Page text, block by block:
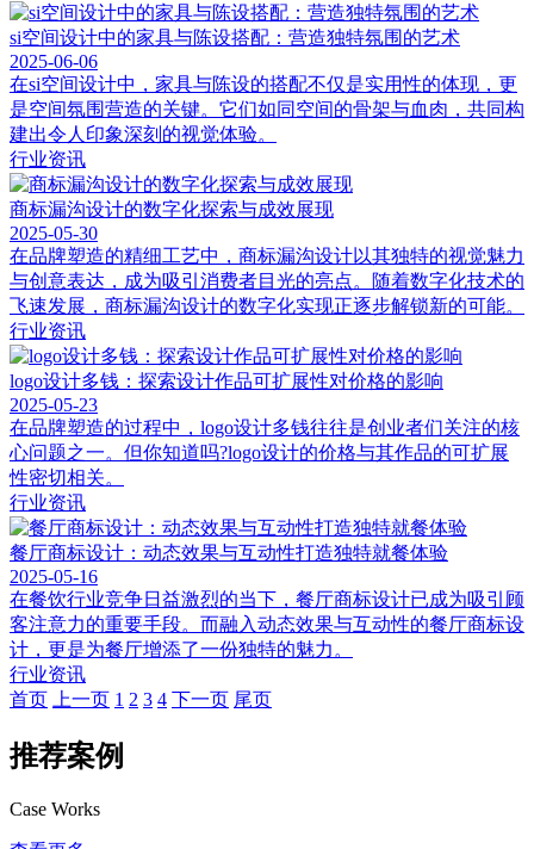
si空间设计中的家具与陈设搭配：营造独特氛围的艺术
2025-06-06
在si空间设计中，家具与陈设的搭配不仅是实用性的体现，更
是空间氛围营造的关键。它们如同空间的骨架与血肉，共同构
建出令人印象深刻的视觉体验。
行业资讯
商标漏沟设计的数字化探索与成效展现
2025-05-30
在品牌塑造的精细工艺中，商标漏沟设计以其独特的视觉魅力
与创意表达，成为吸引消费者目光的亮点。随着数字化技术的
飞速发展，商标漏沟设计的数字化实现正逐步解锁新的可能。
行业资讯
logo设计多钱：探索设计作品可扩展性对价格的影响
2025-05-23
在品牌塑造的过程中，logo设计多钱往往是创业者们关注的核
心问题之一。但你知道吗?logo设计的价格与其作品的可扩展
性密切相关。
行业资讯
餐厅商标设计：动态效果与互动性打造独特就餐体验
2025-05-16
在餐饮行业竞争日益激烈的当下，餐厅商标设计已成为吸引顾
客注意力的重要手段。而融入动态效果与互动性的餐厅商标设
计，更是为餐厅增添了一份独特的魅力。
行业资讯
首页
上一页 1 2 3 4 下一页 尾页
推荐案例
Case Works